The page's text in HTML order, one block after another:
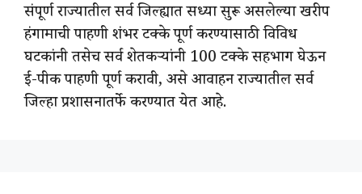
संपूर्ण राज्यातील सर्व जिल्ह्यात सध्या सुरू असलेल्या खरीप
हंगामाची पाहणी शंभर टक्के पूर्ण करण्यासाठी विविध
घटकांनी तसेच सर्व शेतकऱ्यांनी 100 टक्के सहभाग घेऊन
ई-पीक पाहणी पूर्ण करावी, असे आवाहन राज्यातील सर्व
जिल्हा प्रशासनातर्फे करण्यात येत आहे.